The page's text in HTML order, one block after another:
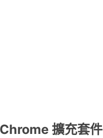
擴充套件